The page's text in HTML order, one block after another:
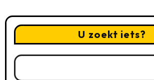
U zoekt iets?